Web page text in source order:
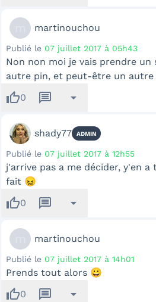
martinouchou
Publié le 07 juillet 2017 à 05h43
Non non moi je vais prendre un
autre pin, et peut-être un
thumb_up0 message arrow_drop_down
shady77 ADMIN
Publié le 07 juillet 2017 à 12h55
j'arrive pas a me décider, y'en
fait 😖
thumb_up0 message arrow_drop_down
martinouchou
Publié le 07 juillet 2017 à 14h01
Prends tout alors 😀
thumb_up0 message arrow_drop_down